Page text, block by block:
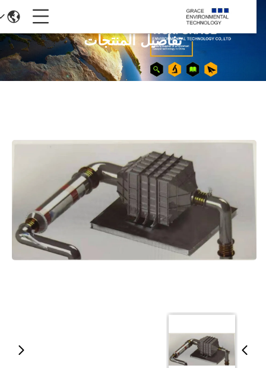
تفاصيل المنتجات